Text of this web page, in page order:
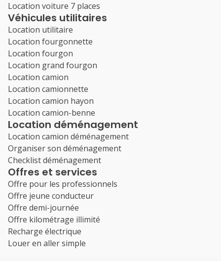
Location voiture 7 places
Véhicules utilitaires
Location utilitaire
Location fourgonnette
Location fourgon
Location grand fourgon
Location camion
Location camionnette
Location camion hayon
Location camion-benne
Location déménagement
Location camion déménagement
Organiser son déménagement
Checklist déménagement
Offres et services
Offre pour les professionnels
Offre jeune conducteur
Offre demi-journée
Offre kilométrage illimité
Recharge électrique
Louer en aller simple